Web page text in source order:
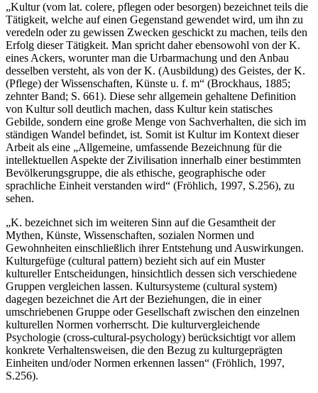
„Kultur (vom lat. colere, pflegen oder besorgen) bezeichnet teils die
Tätigkeit, welche auf einen Gegenstand gewendet wird, um ihn zu
veredeln oder zu gewissen Zwecken geschickt zu machen, teils den
Erfolg dieser Tätigkeit. Man spricht daher ebensowohl von der K.
eines Ackers, worunter man die Urbarmachung und den Anbau
desselben versteht, als von der K. (Ausbildung) des Geistes, der K.
(Pflege) der Wissenschaften, Künste u. f. m“ (Brockhaus, 1885;
zehnter Band; S. 661). Diese sehr allgemein gehaltene Definition
von Kultur soll deutlich machen, dass Kultur kein statisches
Gebilde, sondern eine große Menge von Sachverhalten, die sich im
ständigen Wandel befindet, ist. Somit ist Kultur im Kontext dieser
Arbeit als eine „Allgemeine, umfassende Bezeichnung für die
intellektuellen Aspekte der Zivilisation innerhalb einer bestimmten
Bevölkerungsgruppe, die als ethische, geographische oder
sprachliche Einheit verstanden wird“ (Fröhlich, 1997, S.256), zu
sehen.
„K. bezeichnet sich im weiteren Sinn auf die Gesamtheit der
Mythen, Künste, Wissenschaften, sozialen Normen und
Gewohnheiten einschließlich ihrer Entstehung und Auswirkungen.
Kulturgefüge (cultural pattern) bezieht sich auf ein Muster
kultureller Entscheidungen, hinsichtlich dessen sich verschiedene
Gruppen vergleichen lassen. Kultursysteme (cultural system)
dagegen bezeichnet die Art der Beziehungen, die in einer
umschriebenen Gruppe oder Gesellschaft zwischen den einzelnen
kulturellen Normen vorherrscht. Die kulturvergleichende
Psychologie (cross-cultural-psychology) berücksichtigt vor allem
konkrete Verhaltensweisen, die den Bezug zu kulturgeprägten
Einheiten und/oder Normen erkennen lassen“ (Fröhlich, 1997,
S.256).